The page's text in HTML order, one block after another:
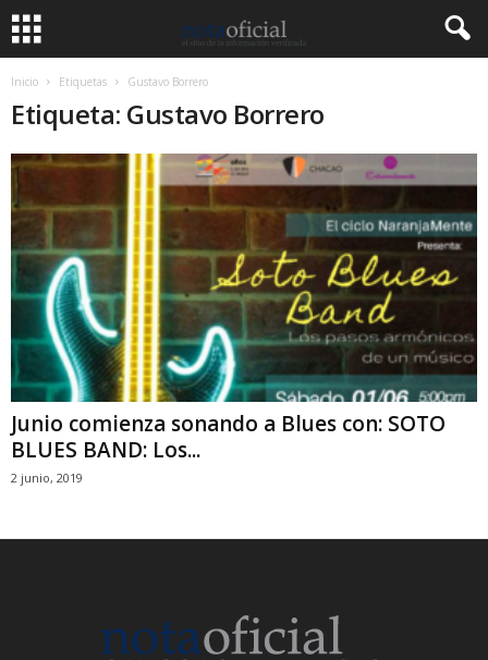
Inicio Etiquetas Gustavo Borrero
Etiqueta: Gustavo Borrero
Junio comienza sonando a Blues con: SOTO
BLUES BAND: Los...
2 junio, 2019